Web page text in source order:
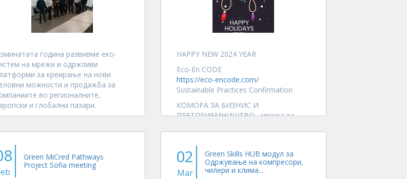
година развивме еко-
на мрежи и одржливи
за креирање на нови
можности и продажба за
во регионалните,
и глобални пазари.
и го воспоставивме
HAPPY NEW 2024 YEAR
Eco-En CODE
https://eco-encode.com/
Sustainable Practices Confirmation
КОМОРА ЗА БИЗНИС И
ПРЕТПРИЕМНИШТВО - мрежа за
Chamber - business...
Green MiCred Pathways
Project Sofia meeting
02
Mar
Green Skills HUB модул за
Одржување на компресори,
чилери и клима...